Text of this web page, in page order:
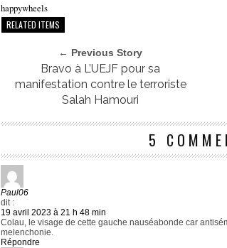
happywheels
RELATED ITEMS
← Previous Story
Bravo à L’UEJF pour sa
manifestation contre le terroriste
Salah Hamouri
5
Paul06
dit :
19 avril 2023 à 21 h 48 min
Colau, le visage de cette gauche nauséabonde car
melenchonie.
Répondre